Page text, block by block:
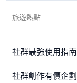
旅遊熱點
社群最強使用指南
社群創作有價企劃